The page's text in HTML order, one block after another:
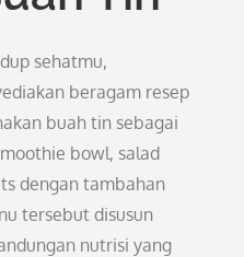
sehatmu,
beragam resep
buah tin sebagai
bowl, salad
dengan tambahan
tersebut disusun
nutrisi yang